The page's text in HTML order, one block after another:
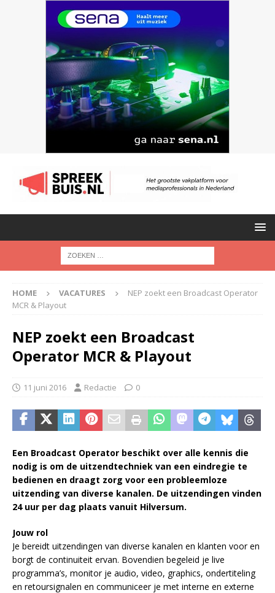
HOME VACATURES
NEP zoekt een Broadcast Operator
MCR & Playout
NEP zoekt een Broadcast
Operator MCR & Playout
11 juni 2016 Redactie 0
Een Broadcast Operator beschikt over alle kennis die
nodig is om de uitzendtechniek van een eindregie te
bedienen en draagt zorg voor een probleemloze
uitzending van diverse kanalen. De uitzendingen vinden
24 uur per dag plaats vanuit Hilversum.
Jouw rol
Je bereidt uitzendingen van diverse kanalen en klanten voor en
borgt de continuiteit ervan. Bovendien begeleid je live
programma’s, monitor je audio, video, graphics, ondertiteling
en retoursignalen en communiceer je met interne en externe